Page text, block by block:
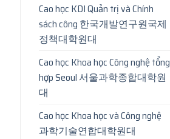
Cao học KDI Quản trị và Chính
sách công 한국개발연구원국제
정책대학원대
Cao học Khoa học Công nghệ tổng
hợp Seoul 서울과학종합대학원
대
Cao học Khoa học và Công nghệ
과학기술연합대학원대